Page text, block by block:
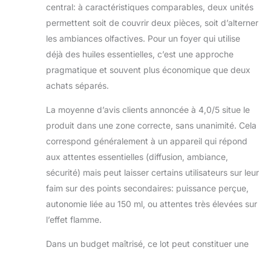
central: à caractéristiques comparables, deux unités
permettent soit de couvrir deux pièces, soit d’alterner
les ambiances olfactives. Pour un foyer qui utilise
déjà des huiles essentielles, c’est une approche
pragmatique et souvent plus économique que deux
achats séparés.
La moyenne d’avis clients annoncée à 4,0/5 situe le
produit dans une zone correcte, sans unanimité. Cela
correspond généralement à un appareil qui répond
aux attentes essentielles (diffusion, ambiance,
sécurité) mais peut laisser certains utilisateurs sur leur
faim sur des points secondaires: puissance perçue,
autonomie liée au 150 ml, ou attentes très élevées sur
l’effet flamme.
Dans un budget maîtrisé, ce lot peut constituer une